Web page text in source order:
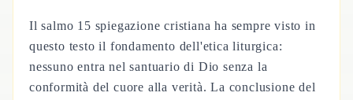
Il salmo 15 spiegazione cristiana ha sempre visto in
questo testo il fondamento dell'etica liturgica:
nessuno entra nel santuario di Dio senza la
conformità del cuore alla verità. La conclusione del